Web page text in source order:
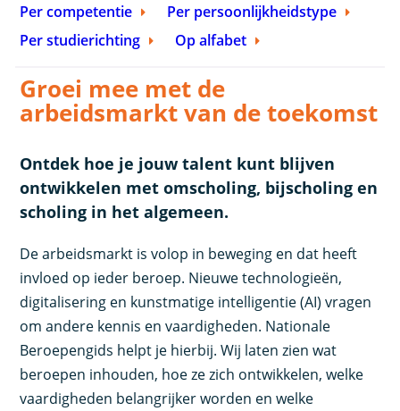
Per competentie
Per persoonlijkheidstype
Per studierichting
Op alfabet
Groei mee met de
arbeidsmarkt van de toekomst
Ontdek hoe je jouw talent kunt blijven
ontwikkelen met omscholing, bijscholing en
scholing in het algemeen.
De arbeidsmarkt is volop in beweging en dat heeft
invloed op ieder beroep. Nieuwe technologieën,
digitalisering en kunstmatige intelligentie (AI) vragen
om andere kennis en vaardigheden. Nationale
Beroepengids helpt je hierbij. Wij laten zien wat
beroepen inhouden, hoe ze zich ontwikkelen, welke
vaardigheden belangrijker worden en welke